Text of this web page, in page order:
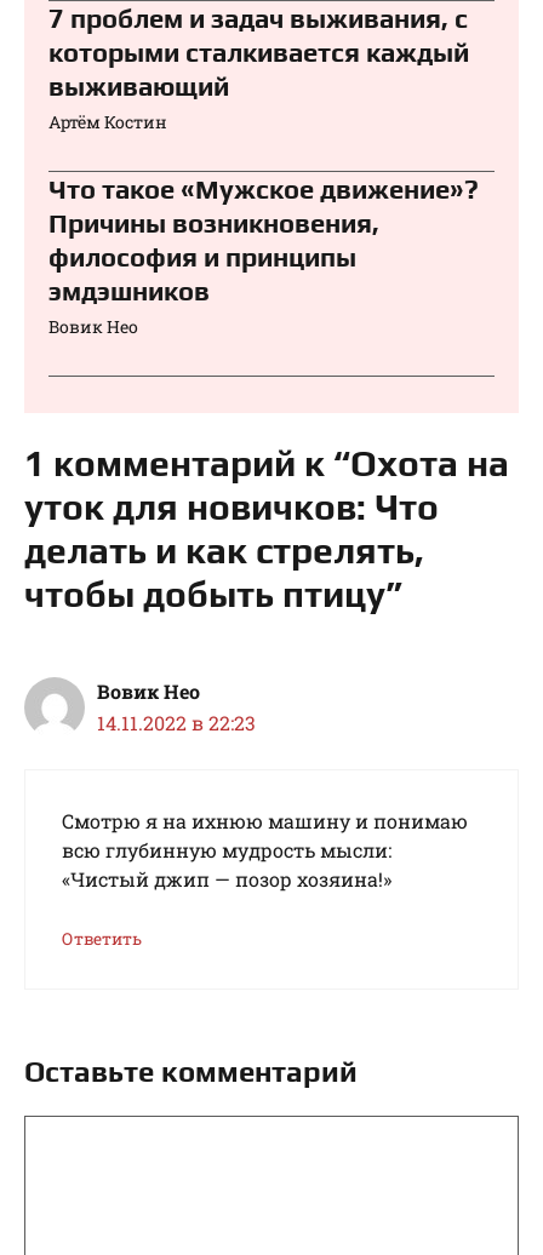
7 проблем и задач выживания, с
которыми сталкивается каждый
выживающий
Артём Костин
Что такое «Мужское движение»?
Причины возникновения,
философия и принципы
эмдэшников
Вовик Нео
1 комментарий к “Охота на
уток для новичков: Что
делать и как стрелять,
чтобы добыть птицу”
Вовик Нео
14.11.2022 в 22:23
Смотрю я на ихнюю машину и понимаю
всю глубинную мудрость мысли:
«Чистый джип — позор хозяина!»
Ответить
Оставьте комментарий